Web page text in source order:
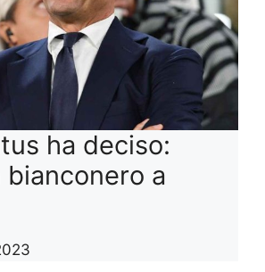
ha deciso:
a